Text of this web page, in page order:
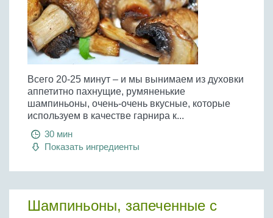
Всего 20-25 минут – и мы вынимаем из духовки
аппетитно пахнущие, румяненькие
шампиньоны, очень-очень вкусные, которые
используем в качестве гарнира к...
30 мин
Показать ингредиенты
Шампиньоны, запеченные с